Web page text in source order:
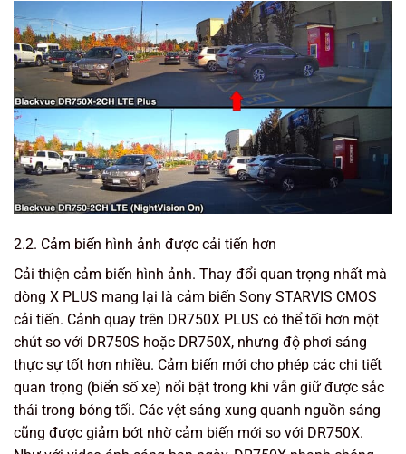
2.2. Cảm biến hình ảnh được cải tiến hơn
Cải thiện cảm biến hình ảnh. Thay đổi quan trọng nhất mà
dòng X PLUS mang lại là cảm biến Sony STARVIS CMOS
cải tiến. Cảnh quay trên DR750X PLUS có thể tối hơn một
chút so với DR750S hoặc DR750X, nhưng độ phơi sáng
thực sự tốt hơn nhiều. Cảm biến mới cho phép các chi tiết
quan trọng (biển số xe) nổi bật trong khi vẫn giữ được sắc
thái trong bóng tối. Các vệt sáng xung quanh nguồn sáng
cũng được giảm bớt nhờ cảm biến mới so với DR750X.